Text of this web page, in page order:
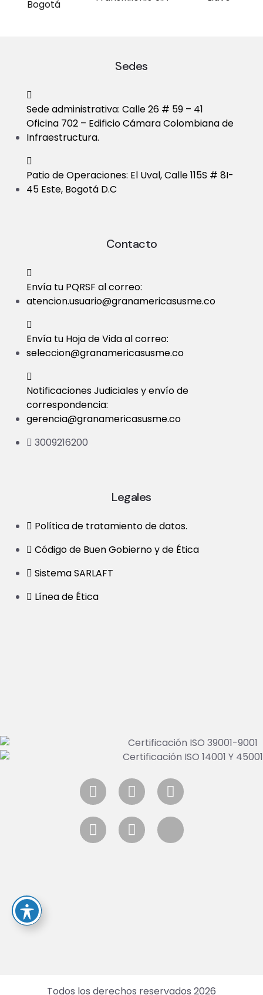
Sedes
Sede administrativa: Calle 26 # 59 – 41
Oficina 702 – Edificio Cámara Colombiana de
Infraestructura.
Patio de Operaciones: El Uval, Calle 115S # 8I-
45 Este, Bogotá D.C
Contacto
Envía tu PQRSF al correo:
atencion.usuario@granamericasusme.co
Envía tu Hoja de Vida al correo:
seleccion@granamericasusme.co
Notificaciones Judiciales y envío de
correspondencia:
gerencia@granamericasusme.co
3009216200
Legales
Política de tratamiento de datos.
Código de Buen Gobierno y de Ética
Sistema SARLAFT
Línea de Ética
Todos los derechos reservados 2026